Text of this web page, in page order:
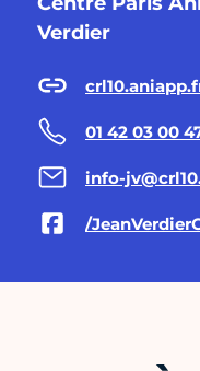
Verdier
01 42 03 00
info-
/